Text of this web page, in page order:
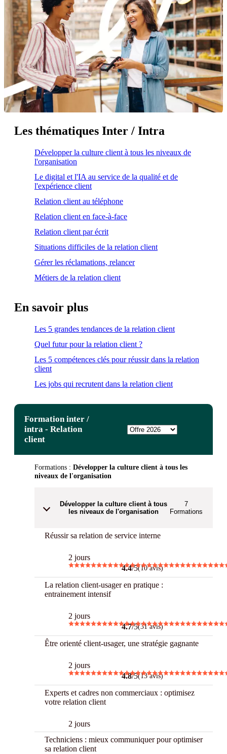
Les thématiques Inter / Intra
Développer la culture client à tous les niveaux de
l'organisation
Le digital et l'IA au service de la qualité et de
l'expérience client
Relation client au téléphone
Relation client en face-à-face
Relation client par écrit
Situations difficiles de la relation client
Gérer les réclamations, relancer
Métiers de la relation client
En savoir plus
Les 5 grandes tendances de la relation client
Quel futur pour la relation client ?
Les 5 compétences clés pour réussir dans la relation
client
Les jobs qui recrutent dans la relation client
Formation inter /
intra - Relation
client
Formations : Développer la culture client à tous les
niveaux de l'organisation
Développer la culture client à tous
les niveaux de l'organisation
7
Formations
Réussir sa relation de service interne
2 jours
4.4/5(10 avis)
La relation client-usager en pratique :
entrainement intensif
2 jours
4.7/5(31 avis)
Être orienté client-usager, une stratégie gagnante
2 jours
4.8/5(13 avis)
Experts et cadres non commerciaux : optimisez
votre relation client
2 jours
Techniciens : mieux communiquer pour optimiser
sa relation client